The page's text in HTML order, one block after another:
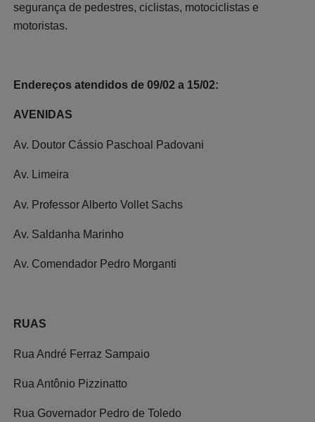
segurança de pedestres, ciclistas, motociclistas e
motoristas.
Endereços atendidos de 09/02 a 15/02:
AVENIDAS
Av. Doutor Cássio Paschoal Padovani
Av. Limeira
Av. Professor Alberto Vollet Sachs
Av. Saldanha Marinho
Av. Comendador Pedro Morganti
RUAS
Rua André Ferraz Sampaio
Rua Antônio Pizzinatto
Rua Governador Pedro de Toledo